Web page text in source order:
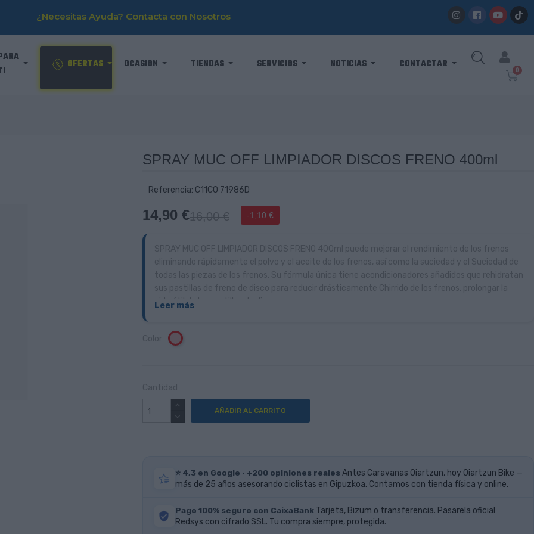
¿Necesitas Ayuda? Contacta con Nosotros
OFERTAS OCASION TIENDAS SERVICIOS NOTICIAS CONTACTAR
SPRAY MUC OFF LIMPIADOR DISCOS FRENO 400ml
Referencia: C11CO 71986D
14,90 €16,00 € -1,10 €
vida útil de las pastillas de disco.
Leer más
Rosa
AÑADIR AL CARRITO
⭐ 4,3 en Google · +200 opiniones reales Antes Caravanas Oiartzun, hoy Oiartzun Bike —
más de 25 años asesorando ciclistas en Gipuzkoa. Contamos con tienda física y online.
Pago 100% seguro con CaixaBank Tarjeta, Bizum o transferencia. Pasarela oficial
Redsys con cifrado SSL. Tu compra siempre, protegida.